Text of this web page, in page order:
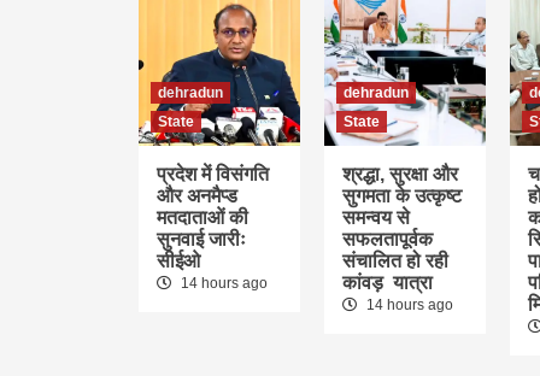
dehradun
State
प्रदेश में विसंगति
और अनमैप्ड
मतदाताओं की
सुनवाई जारीः
सीईओ
14 hours ago
dehradun
State
श्रद्धा, सुरक्षा और
सुगमता के उत्कृष्ट
समन्वय से
सफलतापूर्वक
संचालित हो रही
कांवड़ यात्रा
14 hours ago